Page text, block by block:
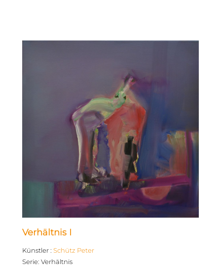
Verhältnis I
Künstler: Schütz Peter
Serie: Verhältnis